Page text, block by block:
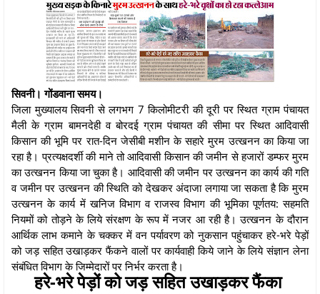
सिवनी। गोंडवाना समय।
जिला मुख्यालय सिवनी से लगभग 7 किलोमीटरी की दूरी पर स्थित ग्राम पंचायत
मैली के ग्राम बामनदेही व बोरदई ग्राम पंचायत की सीमा पर स्थित आदिवासी
किसान की भूमि पर रात-दिन जेसीबी मशीन के सहारे मुरम उत्खनन का किया जा
रहा है। प्रत्यक्षदर्शी की माने तो आदिवासी किसान की जमीन से हजारों डम्फर मुरम
का उत्खनन किया जा चुका है। आदिवासी की जमीन पर उत्खनन का कार्य की गति
व जमीन पर उत्खनन की स्थिति को देखकर अंदाजा लगाया जा सकता है कि मुरम
उत्खनन के कार्य में खनिज विभाग व राजस्व विभाग की भूमिका पूर्णतय: सहमति
नियमों को तोड़ने के लिये संरक्षण के रूप में नजर आ रही है। उत्खनन के दौरान
आर्थिक लाभ कमाने के चक्कर में वन पर्यावरण को नुकसान पहुंचाकर हरे-भरे पेड़ों
को जड़ सहित उखाड़कर फैंकने वालों पर कार्यवाही किये जाने के लिये संज्ञान लेना
संबंधित विभाग के जिम्मेदारों पर निर्भर करता है।
हरे-भरे पेड़ों को जड़ सहित उखाड़कर फैंका